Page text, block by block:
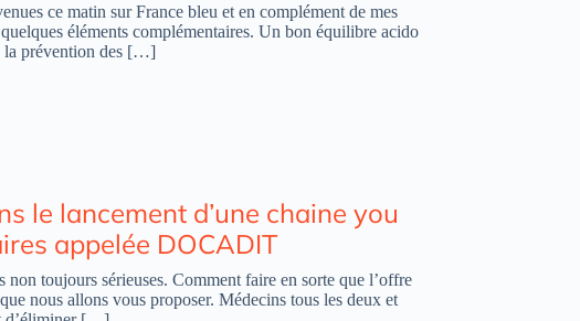
ce matin sur France bleu et en complément de mes
éléments complémentaires. Un bon équilibre acido
la prévention des […]
le lancement d’une chaine you
appelée DOCADIT
toujours sérieuses. Comment faire en sorte que l’offre
nous allons vous proposer. Médecins tous les deux et